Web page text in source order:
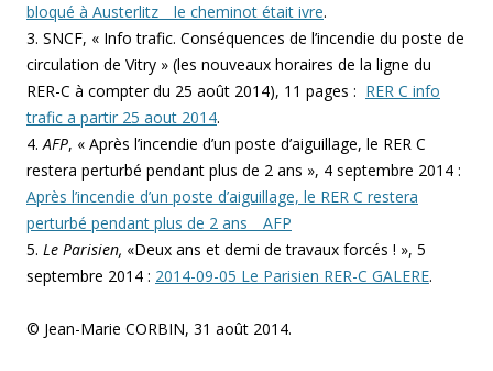
bloqué à Austerlitz _ le cheminot était ivre.
3. SNCF, « Info trafic. Conséquences de l’incendie du poste de
circulation de Vitry » (les nouveaux horaires de la ligne du
RER-C à compter du 25 août 2014), 11 pages : RER C info
trafic a partir 25 aout 2014.
4.AFP, « Après l’incendie d’un poste d’aiguillage, le RER C
restera perturbé pendant plus de 2 ans », 4 septembre 2014 :
Après l’incendie d’un poste d’aiguillage, le RER C restera
perturbé pendant plus de 2 ans _ AFP
5. Le Parisien, «Deux ans et demi de travaux forcés ! », 5
septembre 2014 : 2014-09-05 Le Parisien RER-C GALERE.
© Jean-Marie CORBIN, 31 août 2014.